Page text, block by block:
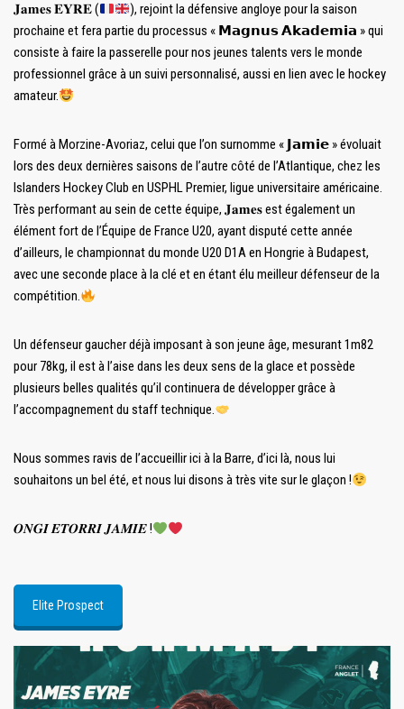
𝐉𝐚𝐦𝐞𝐬 𝐄𝐘𝐑𝐄 (
), rejoint la défensive angloye pour la saison
prochaine et fera partie du processus « 𝗠𝗮𝗴𝗻𝘂𝘀 𝗔𝗸𝗮𝗱𝗲𝗺𝗶𝗮 » qui
consiste à faire la passerelle pour nos jeunes talents vers le monde
professionnel grâce à un suivi personnalisé, aussi en lien avec le hockey
amateur.
Formé à Morzine-Avoriaz, celui que l’on surnomme « 𝗝𝗮𝗺𝗶𝗲 » évoluait
lors des deux dernières saisons de l’autre côté de l’Atlantique, chez les
Islanders Hockey Club en USPHL Premier, ligue universitaire américaine.
Très performant au sein de cette équipe, 𝐉𝐚𝐦𝐞𝐬 est également un
élément fort de l’Équipe de France U20, ayant disputé cette année
d’ailleurs, le championnat du monde U20 D1A en Hongrie à Budapest,
avec une seconde place à la clé et en étant élu meilleur défenseur de la
compétition.
Un défenseur gaucher déjà imposant à son jeune âge, mesurant 1m82
pour 78kg, il est à l’aise dans les deux sens de la glace et possède
plusieurs belles qualités qu’il continuera de développer grâce à
l’accompagnement du staff technique.
Nous sommes ravis de l’accueillir ici à la Barre, d’ici là, nous lui
souhaitons un bel été, et nous lui disons à très vite sur le glaçon !
𝑶𝑵𝑮𝑰 𝑬𝑻𝑶𝑹𝑹𝑰 𝑱𝑨𝑴𝑰𝑬 !
Elite Prospect